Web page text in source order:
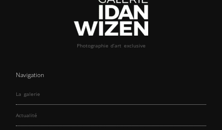
Photographie d’art exclusive
Navigation
La galerie
Actualité